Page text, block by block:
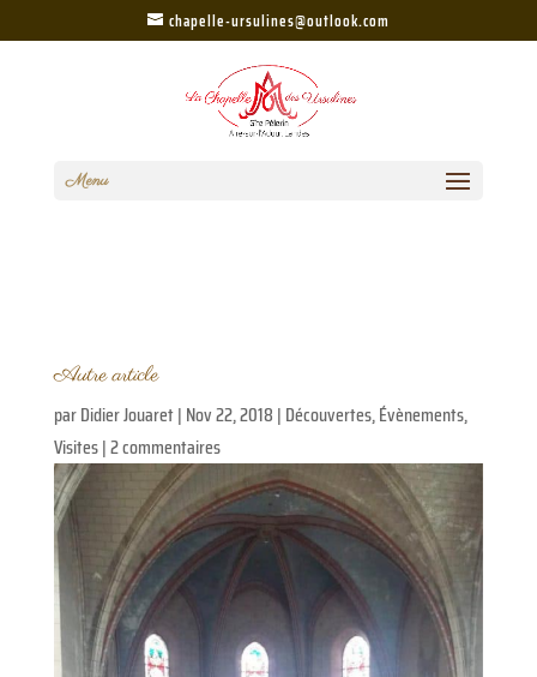
chapelle-ursulines@outlook.com
Menu
Autre article
parDidier Jouaret| Nov 22, 2018 | Découvertes,Évènements,
Visites|2 commentaires